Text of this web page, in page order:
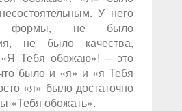
У него
не было
не было качества,
Тебя обожаю»! – это
было и «я» и «я Тебя
«я» было достаточно
«Тебя обожать».